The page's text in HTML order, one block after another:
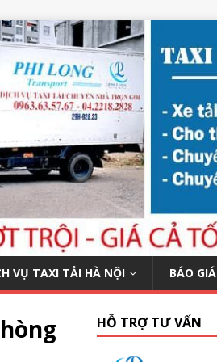
VỤ TAXI TẢI HÀ NỘI BÁO GIÁ
HỖ TRỢ TƯ VẤN